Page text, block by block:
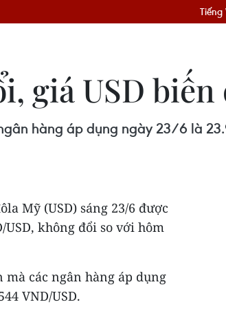
Tiếng
giá USD biến
hàng áp dụng ngày 23/6 là
Mỹ (USD) sáng 23/6 được
không đổi so với hôm
các ngân hàng áp dụng
VND/USD.